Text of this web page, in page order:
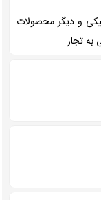
و دیگر محصولات
تجار...